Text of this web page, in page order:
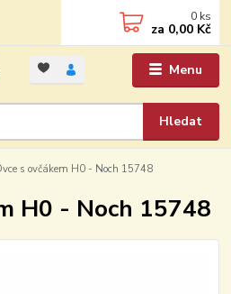
Menu
Hledat
0 ks
za 0,00 Kč
s ovčákem H0 - Noch 15748
H0 - Noch 15748